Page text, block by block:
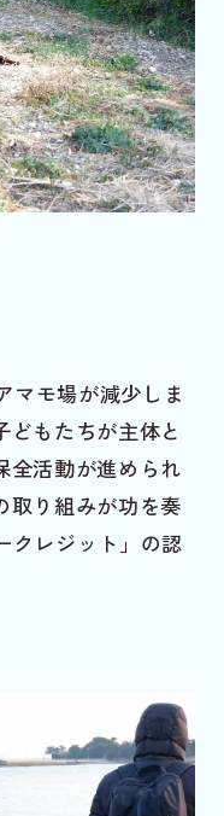
マモ場が減少しま
どもたちが主体と
全活動が進められ
取り組みが功を奏
クレジット」の認